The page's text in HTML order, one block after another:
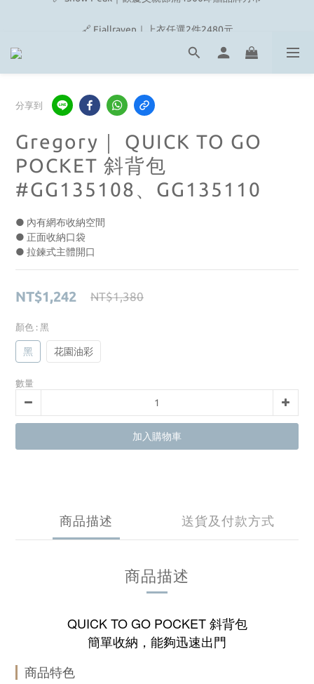
🔗 Fjallraven｜上衣任選2件2480元
🎉On/HOKA 新品陸續上架
分享到
Gregory｜ QUICK TO GO
POCKET 斜背包
#GG135108、GG135110
● 內有網布收納空間
● 正面收納口袋
● 拉鍊式主體開口
NT$1,242 NT$1,380
顏色 : 黑
黑 花園油彩
數量
加入購物車
商品描述 送貨及付款方式
商品描述
QUICK TO GO POCKET 斜背包
簡單收納，能夠迅速出門
商品特色